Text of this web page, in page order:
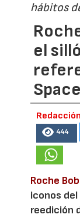
hábitos
el
444
Roche
iconos del
reedición